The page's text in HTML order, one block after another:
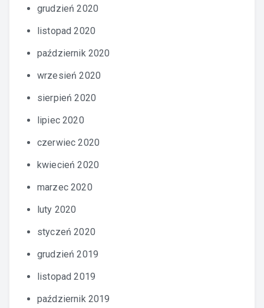
grudzień 2020
listopad 2020
październik 2020
wrzesień 2020
sierpień 2020
lipiec 2020
czerwiec 2020
kwiecień 2020
marzec 2020
luty 2020
styczeń 2020
grudzień 2019
listopad 2019
październik 2019